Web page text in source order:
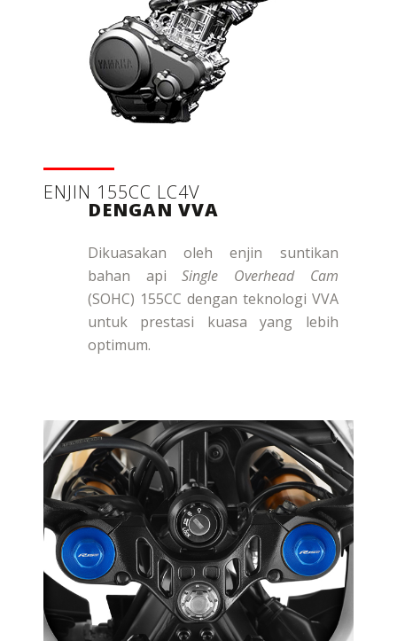
ENJIN 155CC LC4V
DENGAN VVA
Dikuasakan oleh enjin suntikan
bahan apiSingle Overhead Cam
(SOHC) 155CC dengan teknologi VVA
untuk prestasi kuasa yang lebih
optimum.